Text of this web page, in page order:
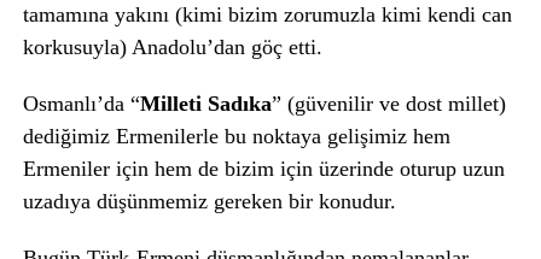
tamamına yakını (kimi bizim zorumuzla kimi kendi can
korkusuyla) Anadolu’dan göç etti.
Osmanlı’da “Milleti Sadıka” (güvenilir ve dost millet)
dediğimiz Ermenilerle bu noktaya gelişimiz hem
Ermeniler için hem de bizim için üzerinde oturup uzun
uzadıya düşünmemiz gereken bir konudur.